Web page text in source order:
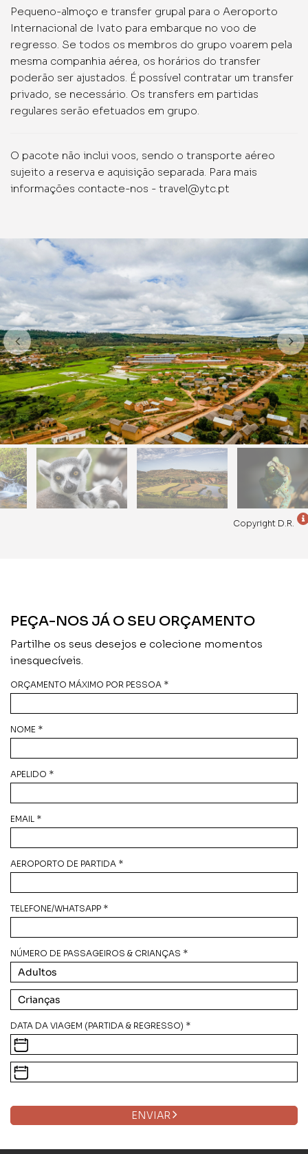
Pequeno-almoço e transfer grupal para o Aeroporto
Internacional de Ivato para embarque no voo de
regresso. Se todos os membros do grupo voarem pela
mesma companhia aérea, os horários do transfer
poderão ser ajustados. É possível contratar um transfer
privado, se necessário. Os transfers em partidas
regulares serão efetuados em grupo.
O pacote não inclui voos, sendo o transporte aéreo
sujeito a reserva e aquisição separada. Para mais
informações contacte-nos - travel@ytc.pt
Copyright D.R.
PEÇA-NOS JÁ O SEU ORÇAMENTO
Partilhe os seus desejos e colecione momentos
inesquecíveis.
ORÇAMENTO MÁXIMO POR PESSOA *
NOME *
APELIDO *
EMAIL *
AEROPORTO DE PARTIDA *
TELEFONE/WHATSAPP *
NÚMERO DE PASSAGEIROS & CRIANÇAS *
DATA DA VIAGEM (PARTIDA & REGRESSO) *
ENVIAR